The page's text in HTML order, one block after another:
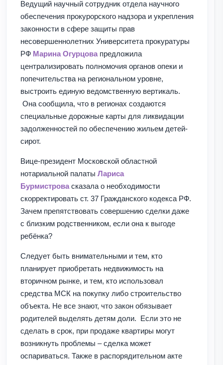
Ведущий научный сотрудник отдела научного
обеспечения прокурорского надзора и укрепления
законности в сфере защиты прав
несовершеннолетних Университета прокуратуры
РФ Марина Огурцова предложила
централизировать полномочия органов опеки и
попечительства на региональном уровне,
выстроить единую ведомственную вертикаль.
Она сообщила, что в регионах создаются
специальные дорожные карты для ликвидации
задолженностей по обеспечению жильем детей-
сирот.
Вице-президент Московской областной
нотариальной палаты Лариса
Бурмистрова сказала о необходимости
скорректировать ст. 37 Гражданского кодекса РФ.
Зачем препятствовать совершению сделки даже
с близким родственником, если она к выгоде
ребёнка?
Следует быть внимательными и тем, кто
планирует приобретать недвижимость на
вторичном рынке, и тем, кто использовал
средства МСК на покупку либо строительство
объекта. Не все знают, что закон обязывает
родителей выделять детям доли. Если это не
сделать в срок, при продаже квартиры могут
возникнуть проблемы – сделка может
оспариваться. Также в распорядительном акте